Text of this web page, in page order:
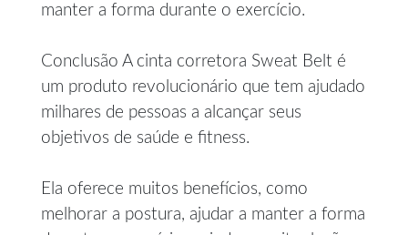
manter a forma durante o exercício.
Conclusão A cinta corretora Sweat Belt é
um produto revolucionário que tem ajudado
milhares de pessoas a alcançar seus
objetivos de saúde e fitness.
Ela oferece muitos benefícios, como
melhorar a postura, ajudar a manter a forma